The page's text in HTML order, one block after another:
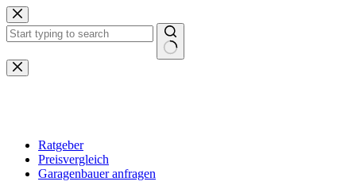
Zum
Inhalt
springen
Keine
Ergebnisse
Ratgeber
Preisvergleich
Garagenbauer anfragen